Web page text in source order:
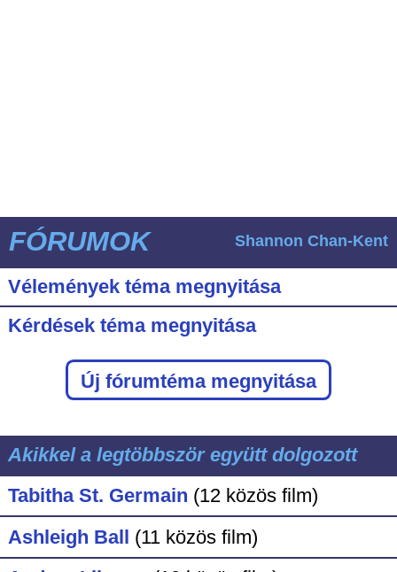
FÓRUMOK Shannon Chan-Kent
Vélemények téma megnyitása
Kérdések téma megnyitása
Új fórumtéma megnyitása
Akikkel a legtöbbször együtt dolgozott
Tabitha St. Germain (12 közös film)
Ashleigh Ball (11 közös film)